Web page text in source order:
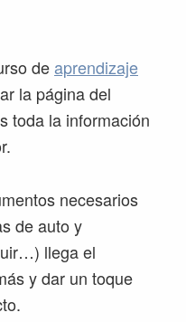
deaprendizaje
la página del
toda la información
necesarios
de auto y
llega el
y dar un toque